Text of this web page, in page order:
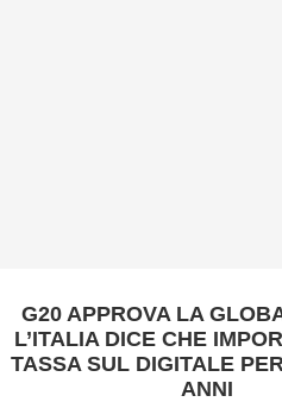
G20 APPROVA LA
L’ITALIA DICE CHE
TASSA SUL DIGITALE
ANNI